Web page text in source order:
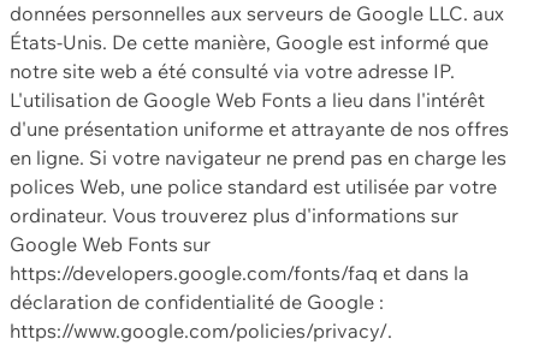
données personnelles aux serveurs de Google LLC. aux
États-Unis. De cette manière, Google est informé que
notre site web a été consulté via votre adresse IP.
L'utilisation de Google Web Fonts a lieu dans l'intérêt
d'une présentation uniforme et attrayante de nos offres
en ligne. Si votre navigateur ne prend pas en charge les
polices Web, une police standard est utilisée par votre
ordinateur. Vous trouverez plus d'informations sur
Google Web Fonts sur
https://developers.google.com/fonts/faq et dans la
déclaration de confidentialité de Google :
https://www.google.com/policies/privacy/.